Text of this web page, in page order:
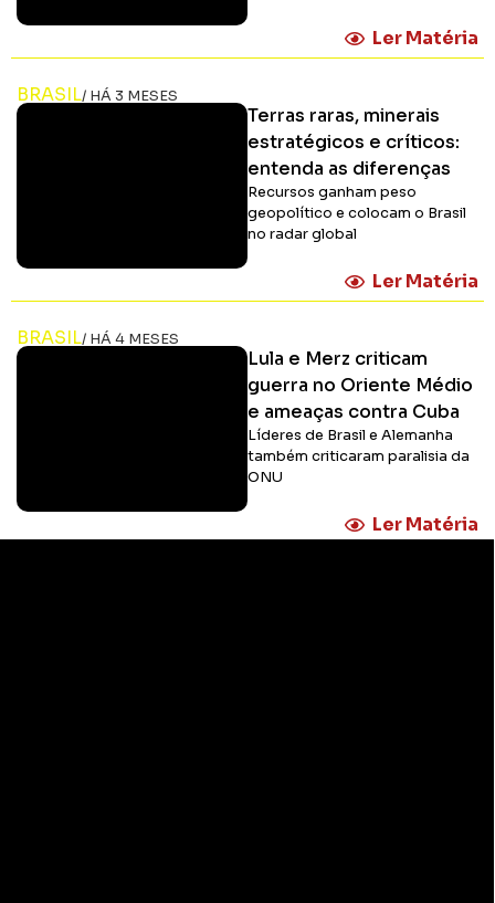
Ler Matéria
BRASIL/ HÁ 3 MESES
Terras raras, minerais
estratégicos e críticos:
entenda as diferenças
Recursos ganham peso
geopolítico e colocam o Brasil
no radar global
Ler Matéria
BRASIL/ HÁ 4 MESES
Lula e Merz criticam
guerra no Oriente Médio
e ameaças contra Cuba
Líderes de Brasil e Alemanha
também criticaram paralisia da
ONU
Ler Matéria